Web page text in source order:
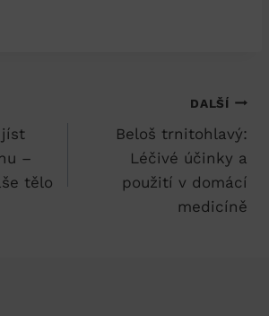
jíst
–
tělo
DALŠÍ
Beloš trnitohlavý:
Léčivé účinky a
použití v domácí
medicíně